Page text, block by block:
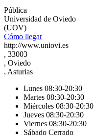
Pública
Universidad de Oviedo
(UOV)
Cómo llegar
http://www.uniovi.es
, 33003
, Oviedo
, Asturias
Lunes 08:30-20:30
Martes 08:30-20:30
Miércoles 08:30-20:30
Jueves 08:30-20:30
Viernes 08:30-20:30
Sábado Cerrado